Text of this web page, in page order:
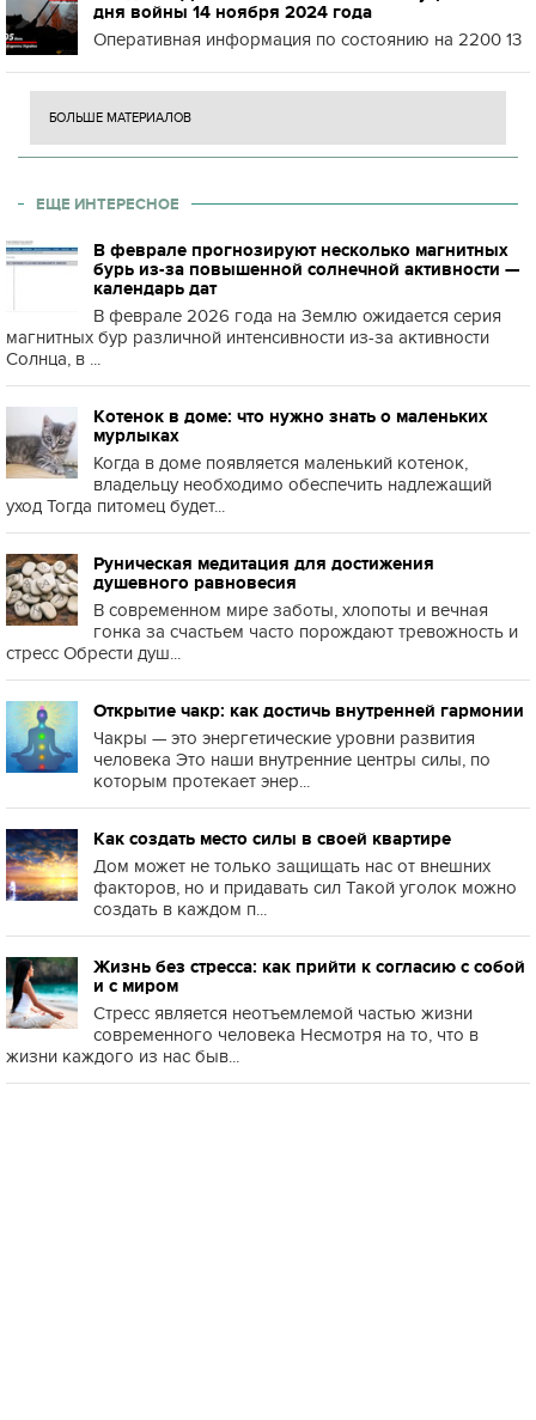
дня войны 14 ноября 2024 года
Оперативная информация по состоянию на 2200 13
БОЛЬШЕ МАТЕРИАЛОВ
ЕЩЕ ИНТЕРЕСНОЕ
В феврале прогнозируют несколько магнитных
бурь из-за повышенной солнечной активности —
календарь дат
В феврале 2026 года на Землю ожидается серия
магнитных бур различной интенсивности из-за активности
Солнца, в ...
Котенок в доме: что нужно знать о маленьких
мурлыках
Когда в доме появляется маленький котенок,
владельцу необходимо обеспечить надлежащий
уход Тогда питомец будет...
Руническая медитация для достижения
душевного равновесия
В современном мире заботы, хлопоты и вечная
гонка за счастьем часто порождают тревожность и
стресс Обрести душ...
Открытие чакр: как достичь внутренней гармонии
Чакры — это энергетические уровни развития
человека Это наши внутренние центры силы, по
которым протекает энер...
Как создать место силы в своей квартире
Дом может не только защищать нас от внешних
факторов, но и придавать сил Такой уголок можно
создать в каждом п...
Жизнь без стресса: как прийти к согласию с собой
и с миром
Стресс является неотъемлемой частью жизни
современного человека Несмотря на то, что в
жизни каждого из нас быв...